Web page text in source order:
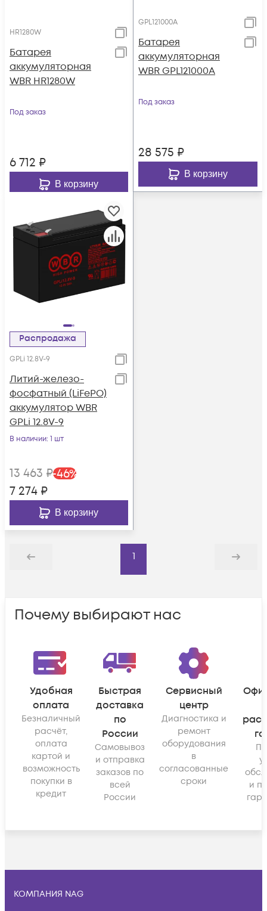
HR1280W
Батарея
аккумуляторная
WBR HR1280W
Под заказ
6 712 ₽
В корзину
GPL121000A
Батарея
аккумуляторная
WBR GPL121000A
Под заказ
28 575 ₽
В корзину
Распродажа
GPLi 12.8V-9
Литий-железо-
фосфатный (LiFePO)
аккумулятор WBR
GPLi 12.8V-9
В наличии: 1 шт
13 463 ₽-46%
7 274 ₽
В корзину
Назад
1
Дальше
Почему выбирают нас
Удобная
оплата
Безналичный
расчёт,
оплата
картой и
возможность
покупки в
кредит
Быстрая
доставка
по
России
Самовывоз
и отправка
заказов по
всей
России
Сервисный
центр
Диагностика и
ремонт
оборудования
в
согласованные
сроки
и
КОМПАНИЯ NAG